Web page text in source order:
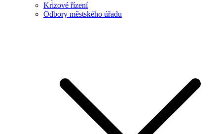
Krizové řízení
Odbory městského úřadu